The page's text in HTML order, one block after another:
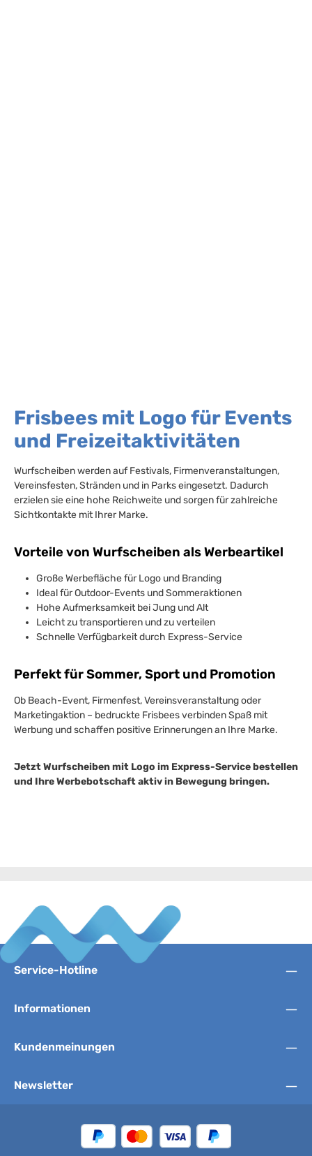
Frisbees mit Logo für Events
und Freizeitaktivitäten
Wurfscheiben werden auf Festivals, Firmenveranstaltungen,
Vereinsfesten, Stränden und in Parks eingesetzt. Dadurch
erzielen sie eine hohe Reichweite und sorgen für zahlreiche
Sichtkontakte mit Ihrer Marke.
Vorteile von Wurfscheiben als Werbeartikel
Große Werbefläche für Logo und Branding
Ideal für Outdoor-Events und Sommeraktionen
Hohe Aufmerksamkeit bei Jung und Alt
Leicht zu transportieren und zu verteilen
Schnelle Verfügbarkeit durch Express-Service
Perfekt für Sommer, Sport und Promotion
Ob Beach-Event, Firmenfest, Vereinsveranstaltung oder
Marketingaktion – bedruckte Frisbees verbinden Spaß mit
Werbung und schaffen positive Erinnerungen an Ihre Marke.
Jetzt Wurfscheiben mit Logo im Express-Service bestellen
und Ihre Werbebotschaft aktiv in Bewegung bringen.
Service-Hotline
Informationen
Kundenmeinungen
Newsletter